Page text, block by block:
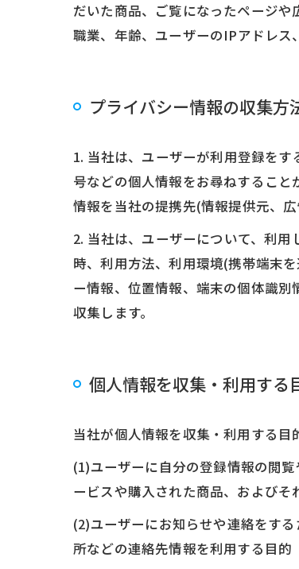
だいた商品、ご覧になったページや
職業、年齢、ユーザーのIPアドレス
プライバシー情報の収集方
1. 当社は、ユーザーが利用登録を
号などの個人情報をお尋ねするこ
情報を当社の提携先(情報提供元、
2. 当社は、ユーザーについて、利
時、利用方法、利用環境(携帯端末
ー情報、位置情報、端末の個体識
収集します。
個人情報を収集・利用する
当社が個人情報を収集・利用する目
(1)ユーザーに自分の登録情報の閲
ービスや購入された商品、および
(2)ユーザーにお知らせや連絡をす
所などの連絡先情報を利用する目的